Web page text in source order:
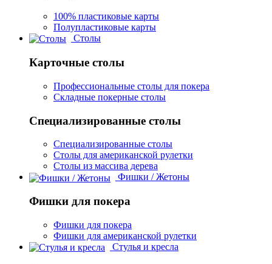
100% пластиковые карты
Полупластиковые карты
Столы
Карточные столы
Профессиональные столы для покера
Складные покерные столы
Специализированные столы
Специализированные столы
Столы для американской рулетки
Столы из массива дерева
Фишки / Жетоны
Фишки для покера
Фишки для покера
Фишки для американской рулетки
Стулья и кресла